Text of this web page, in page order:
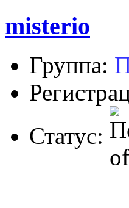
misterio
Группа:
Статус: